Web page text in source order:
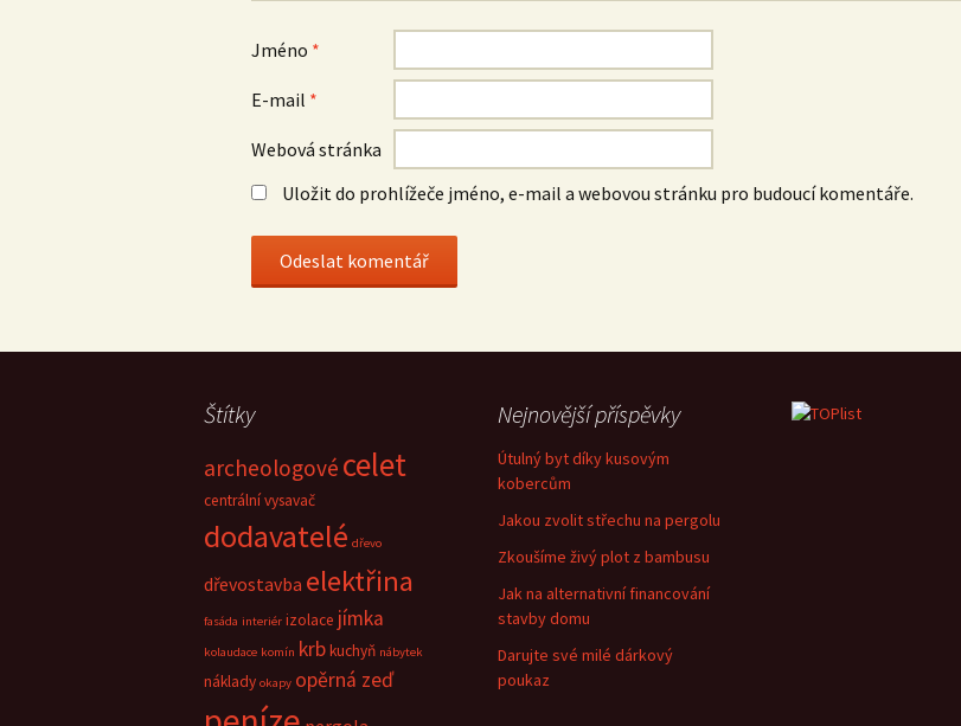
Jméno *
E-mail *
Webová stránka
Uložit do prohlížeče jméno, e-mail a webovou stránku pro budoucí komentáře.
Štítky
archeologové celet
centrální vysavač
dodavatelé dřevo
dřevostavba elektřina
fasáda interiér izolace jímka
kolaudace komín krbkuchyň nábytek
náklady okapy opěrná zeď
Nejnovější příspěvky
Útulný byt díky kusovým
kobercům
Jakou zvolit střechu na pergolu
Zkoušíme živý plot z bambusu
Jak na alternativní financování
stavby domu
Darujte své milé dárkový
poukaz